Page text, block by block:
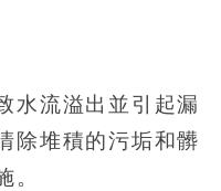
水流溢出並引起漏
除堆積的污垢和髒
。